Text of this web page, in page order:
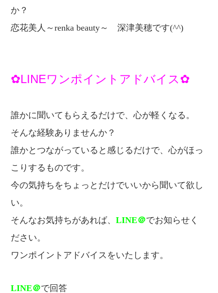
か？
恋花美人～renka beauty～深津美穂です(^^)
✿LINEワンポイントアドバイス✿
誰かに聞いてもらえるだけで、心が軽くなる。
そんな経験ありませんか？
誰かとつながっていると感じるだけで、心がほっ
こりするものです。
今の気持ちをちょっとだけでいいから 聞いて欲し
い。
そんなお気持ちがあれば、LINE＠でお知らせく
ださい。
ワンポイントアドバイスをいたします。
LINE＠で回答